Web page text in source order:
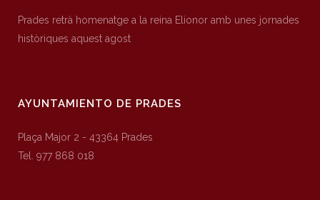
Prades retrà homenatge a la reina Elionor amb unes jornades
històriques aquest agost
AYUNTAMIENTO DE PRADES
Plaça Major 2 - 43364 Prades
Tel. 977 868 018